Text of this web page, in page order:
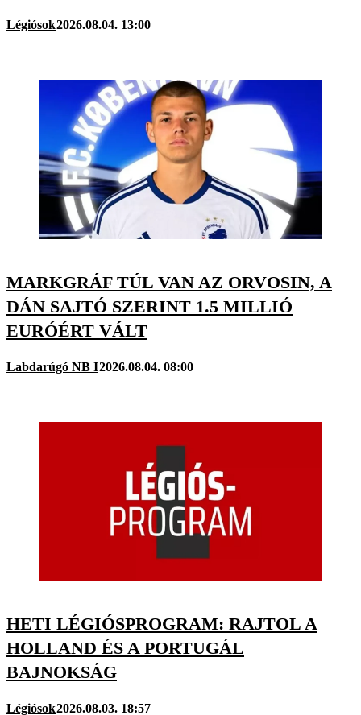
Légiósok2026.08.04. 13:00
MARKGRÁF TÚL VAN AZ ORVOSIN, A
DÁN SAJTÓ SZERINT 1.5 MILLIÓ
EURÓÉRT VÁLT
Labdarúgó NB I2026.08.04. 08:00
HETI LÉGIÓSPROGRAM: RAJTOL A
HOLLAND ÉS A PORTUGÁL
BAJNOKSÁG
Légiósok2026.08.03. 18:57